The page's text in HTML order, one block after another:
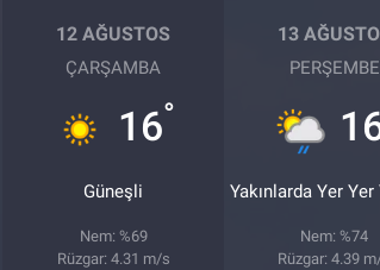
12 AĞUSTOS
ÇARŞAMBA
16°
Güneşli
Nem: %69
Rüzgar: 4.31 m/s
13
PERŞEMBE
Yakınlarda Yer
Nem: %74
Rüzgar: 4.39